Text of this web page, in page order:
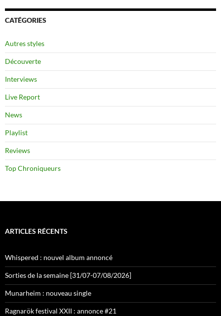
CATÉGORIES
Autres styles
Découverte
Interviews
Live Report
News
Playlist
Reviews
Top Chroniqueurs
ARTICLES RÉCENTS
Whispered : nouvel album annoncé
Sorties de la semaine [31/07-07/08/2026]
Munarheim : nouveau single
Ragnarök festival XXII : annonce #21